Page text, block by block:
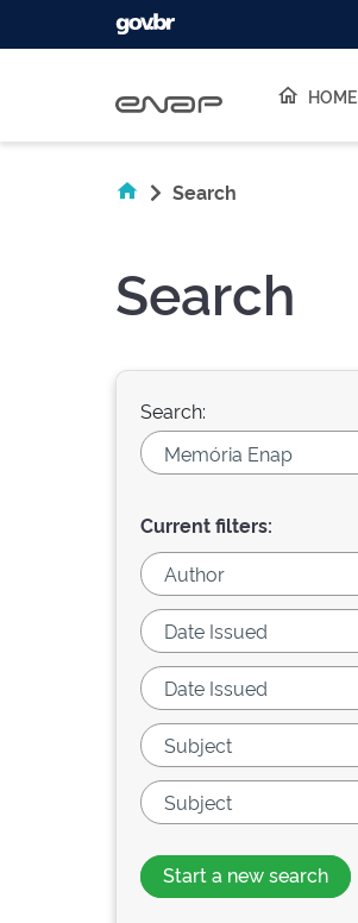
HOME
Search
Search
Search:
Current filters:
Start a new search